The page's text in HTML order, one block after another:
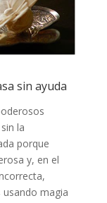
sin ayuda
la
porque
y, en el
magia